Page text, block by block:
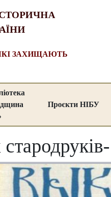
ЗАХИЩАЮТЬ
Проєкти НІБУ